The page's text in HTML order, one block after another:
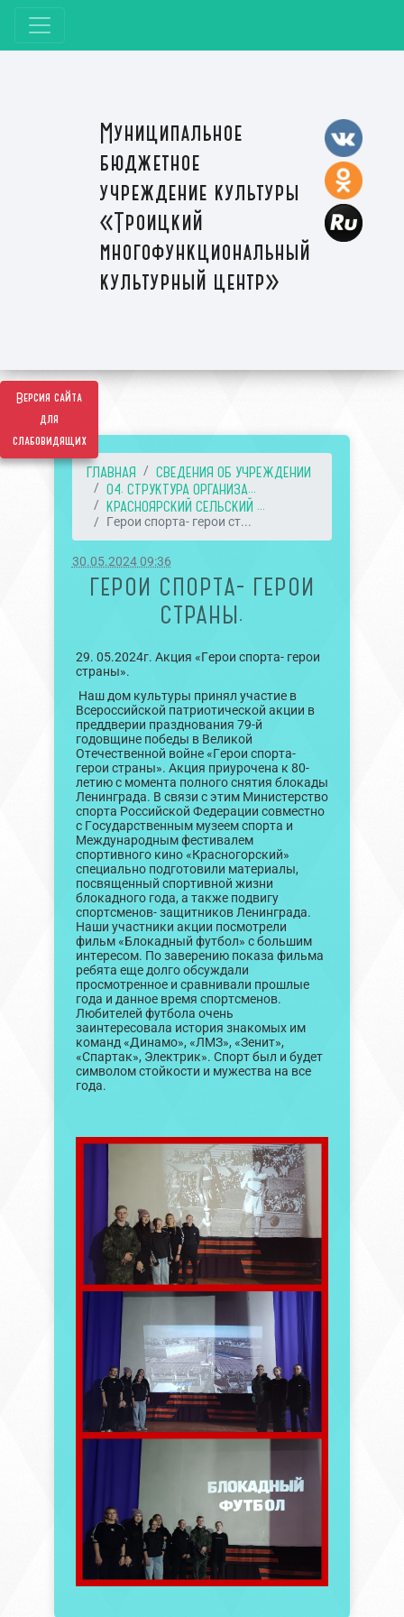
Версия сайта
для
слабовидящих
Муниципальное
бюджетное
учреждение культуры
«Троицкий
многофункциональный
культурный центр»
ГЛАВНАЯ
СВЕДЕНИЯ ОБ УЧРЕЖДЕНИИ
04. СТРУКТУРА ОРГАНИЗА...
КРАСНОЯРСКИЙ СЕЛЬСКИЙ ...
Герои спорта- герои ст...
30.05.2024 09:36
ГЕРОИ СПОРТА- ГЕРОИ
СТРАНЫ.
29. 05.2024г. Акция «Герои спорта- герои
страны».
Наш дом культуры принял участие в
Всероссийской патриотической акции в
преддверии празднования 79-й
годовщине победы в Великой
Отечественной войне «Герои спорта-
герои страны». Акция приурочена к 80-
летию с момента полного снятия блокады
Ленинграда. В связи с этим Министерство
спорта Российской Федерации совместно
с Государственным музеем спорта и
Международным фестивалем
спортивного кино «Красногорский»
специально подготовили материалы,
посвященный спортивной жизни
блокадного года, а также подвигу
спортсменов- защитников Ленинграда.
Наши участники акции посмотрели
фильм «Блокадный футбол» с большим
интересом. По заверению показа фильма
ребята еще долго обсуждали
просмотренное и сравнивали прошлые
года и данное время спортсменов.
Любителей футбола очень
заинтересовала история знакомых им
команд «Динамо», «ЛМЗ», «Зенит»,
«Спартак», Электрик». Спорт был и будет
символом стойкости и мужества на все
года.